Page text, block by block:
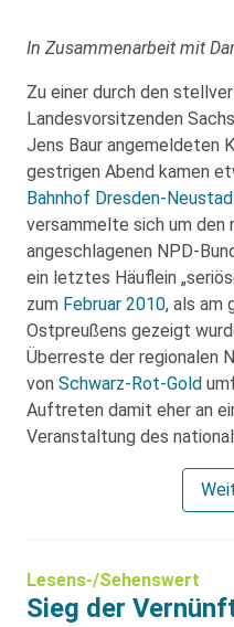
In Zusammenarbeit mit
Zu einer durch den
Landesvorsitzenden
Jens Baur angemeldeten
gestrigen Abend kamen
Bahnhof Dresden-
versammelte sich um den
angeschlagenen NPD-
ein letztes Häuflein
zum Februar 2010, als am
Ostpreußens gezeigt
Überreste der regionalen
von Schwarz-Rot-Gold
Auftreten damit eher an
Veranstaltung des
Lesens-/Sehenswert
Sieg der